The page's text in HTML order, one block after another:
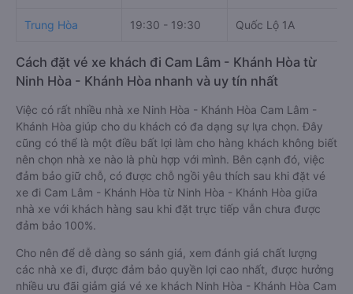
Trung Hòa 19:30 - 19:30 Quốc Lộ 1A
Cách đặt vé xe khách đi Cam Lâm - Khánh Hòa từ
Ninh Hòa - Khánh Hòa nhanh và uy tín nhất
Việc có rất nhiều nhà xe Ninh Hòa - Khánh Hòa Cam Lâm -
Khánh Hòa giúp cho du khách có đa dạng sự lựa chọn. Đây
cũng có thể là một điều bất lợi làm cho hàng khách không biết
nên chọn nhà xe nào là phù hợp với mình. Bên cạnh đó, việc
đảm bảo giữ chỗ, có được chỗ ngồi yêu thích sau khi đặt vé
xe đi Cam Lâm - Khánh Hòa từ Ninh Hòa - Khánh Hòa giữa
nhà xe với khách hàng sau khi đặt trực tiếp vẫn chưa được
đảm bảo 100%.
Cho nên để dễ dàng so sánh giá, xem đánh giá chất lượng
các nhà xe đi, được đảm bảo quyền lợi cao nhất, được hưởng
nhiều ưu đãi giảm giá vé xe khách Ninh Hòa - Khánh Hòa Cam